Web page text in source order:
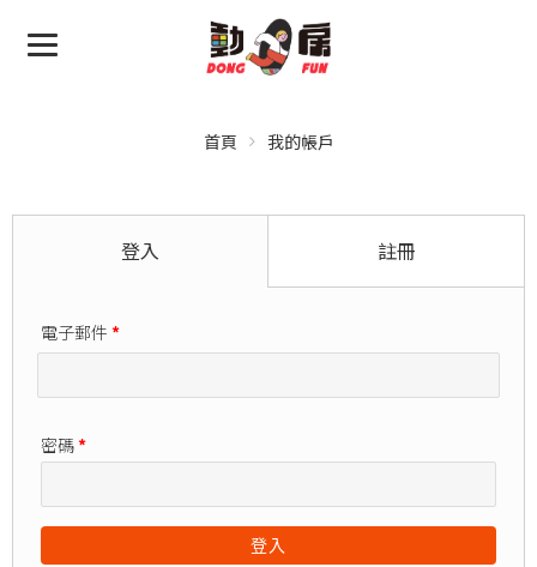
首頁 我的帳戶
登入 註冊
電子郵件 *
密碼*
登入